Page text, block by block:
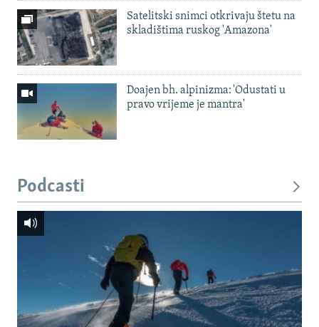
Satelitski snimci otkrivaju štetu na
skladištima ruskog 'Amazona'
Doajen bh. alpinizma: 'Odustati u
pravo vrijeme je mantra'
Podcasti